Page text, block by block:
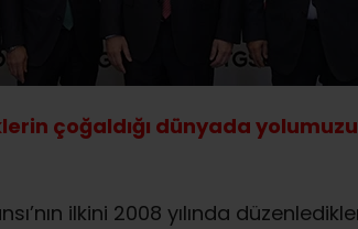
çoğaldığı dünyada
ilkini 2008 yılında